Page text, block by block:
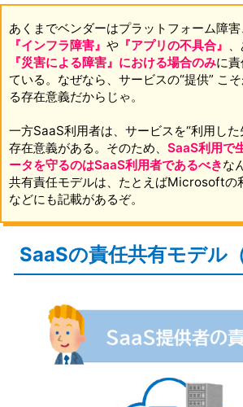
あくまでベンダーはプラットフォーム障害
『インフラ障害』 や『アプリの不具合』
『災害による障害』における場合のみに責
ている。なぜなら、サービスの“提供” こ
る存在意義だからじゃ。
一方SaaS利用者は、サービスを“利用した
存在意義がある。そのため、 SaaS利用で
ータを守るのはSaaS利用者であるべきな
共有責任モデルは、たとえばMicrosoftの
などにも記載があるぞ。
SaaSの責任共有モデル